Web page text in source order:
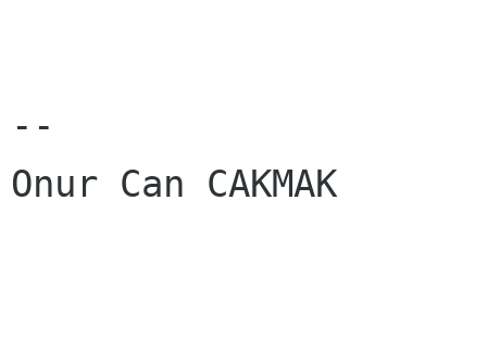
--
Onur Can CAKMAK